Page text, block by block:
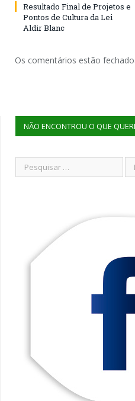
Resultado Final de Projetos e
Pontos de Cultura da Lei
Aldir Blanc
Os comentários estão
NÃO ENCONTROU O QUE